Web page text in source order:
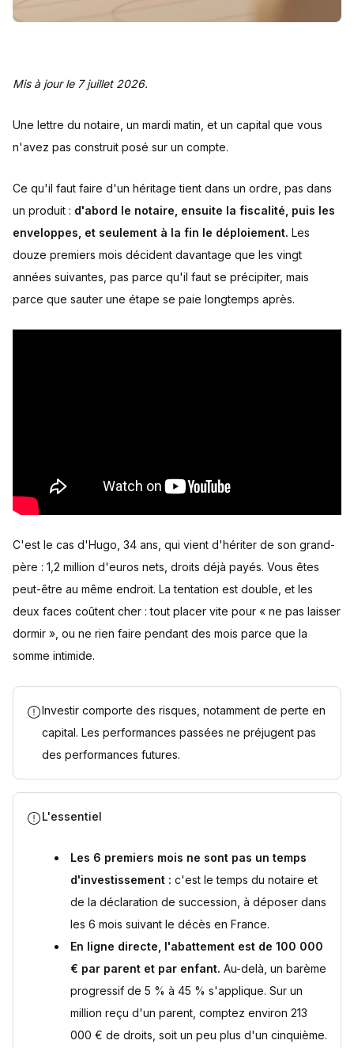
Mis à jour le 7 juillet 2026.
Une lettre du notaire, un mardi matin, et un capital que vous
n'avez pas construit posé sur un compte.
Ce qu'il faut faire d'un héritage tient dans un ordre, pas dans
un produit : d'abord le notaire, ensuite la fiscalité, puis les
enveloppes, et seulement à la fin le déploiement. Les
douze premiers mois décident davantage que les vingt
années suivantes, pas parce qu'il faut se précipiter, mais
parce que sauter une étape se paie longtemps après.
C'est le cas d'Hugo, 34 ans, qui vient d'hériter de son grand-
père : 1,2 million d'euros nets, droits déjà payés. Vous êtes
peut-être au même endroit. La tentation est double, et les
deux faces coûtent cher : tout placer vite pour « ne pas laisser
dormir », ou ne rien faire pendant des mois parce que la
somme intimide.
Investir comporte des risques, notamment de perte en
capital. Les performances passées ne préjugent pas
des performances futures.
L'essentiel
Les 6 premiers mois ne sont pas un temps
d'investissement : c'est le temps du notaire et
de la déclaration de succession, à déposer dans
les 6 mois suivant le décès en France.
En ligne directe, l'abattement est de 100 000
€ par parent et par enfant. Au-delà, un barème
progressif de 5 % à 45 % s'applique. Sur un
million reçu d'un parent, comptez environ 213
000 € de droits, soit un peu plus d'un cinquième.